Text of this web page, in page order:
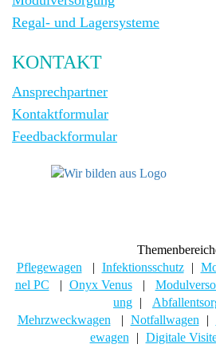
Regal- und Lagersysteme
KONTAKT
Ansprechpartner
Kontaktformular
Feedbackformular
Pflegewagen
| Infektionsschutz |
nel PC
| Onyx Venus |
ung |
Mehrzweckwagen
| Notfallwagen |
ewagen
| Digitale